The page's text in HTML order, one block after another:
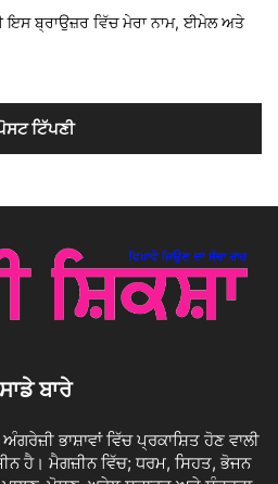
ਇਸ ਬ੍ਰਾਉਜ਼ਰ ਵਿੱਚ ਮੇਰਾ ਨਾਮ, ਈਮੇਲ ਅਤੇ
ਬਾਰੇ
ਭਾਸ਼ਾਵਾਂ ਵਿੱਚ ਪ੍ਰਕਾਸ਼ਿਤ ਹੋਣ ਵਾਲੀ
ਹੈ। ਮੈਗਜ਼ੀਨ ਵਿੱਚ; ਧਰਮ, ਸਿਹਤ, ਭੋਜਨ